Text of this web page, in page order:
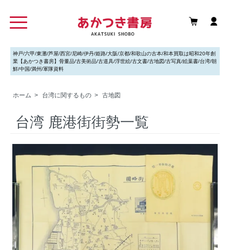
神戸/六甲/東灘/芦屋/西宮/尼崎/伊丹/姫路/大阪/京都/和歌山の古本/和本買取は昭和20年創
業【あかつき書房】骨董品/古美術品/古道具/浮世絵/古文書/古地図/古写真/絵葉書/台湾/朝
鮮/中国/満州/軍隊資料
ホーム > 台湾に関するもの > 古地図
台湾 鹿港街街勢一覧